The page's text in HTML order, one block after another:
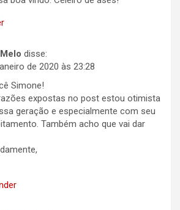
disse:
de 2020 às 23:28
Simone!
expostas no post estou otimista
geração e especialmente com seu
Também acho que vai dar